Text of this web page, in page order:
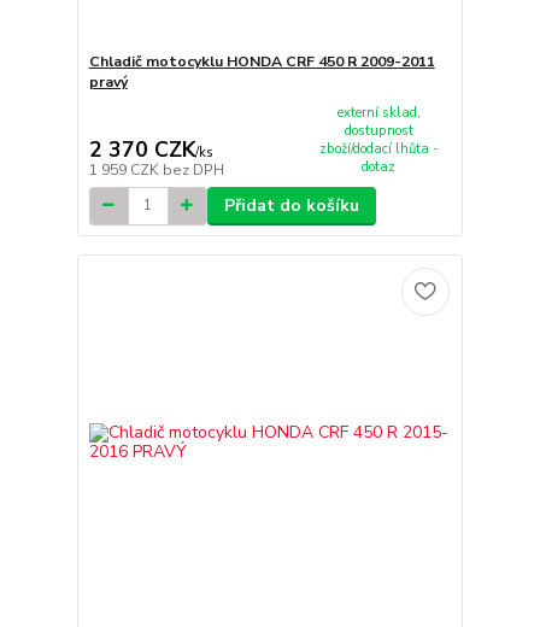
Chladič motocyklu HONDA CRF 450 R 2009-2011
pravý
2 370 CZK/ks
1 959 CZK bez DPH
externí sklad,
dostupnost
zboží/dodací lhůta -
dotaz
Přidat do košíku